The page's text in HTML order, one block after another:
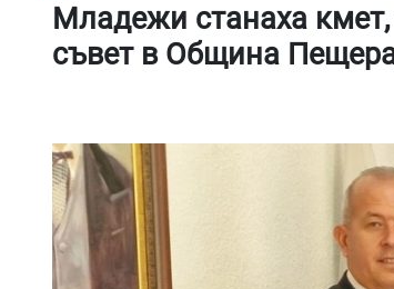
Младежи станаха
съвет в Община